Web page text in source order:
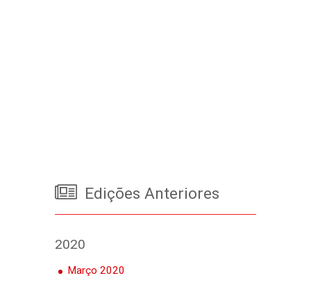
Edições Anteriores
2020
Março 2020